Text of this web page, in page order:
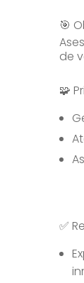
🎯
de
🧩
✅